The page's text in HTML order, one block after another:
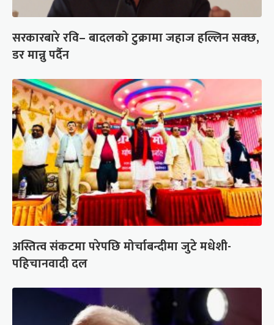
सरकारबारे रवि– बादलको टुक्रामा जहाज हल्लिन सक्छ,
डर मान्नु पर्दैन
अस्तित्व संकटमा परेपछि मोर्चाबन्दीमा जुटे मधेशी-
पहिचानवादी दल